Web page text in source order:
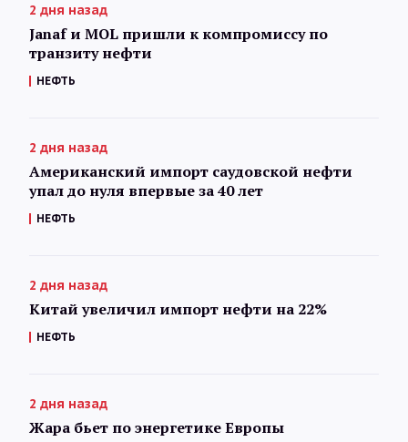
2 дня назад
Janaf и MOL пришли к компромиссу по
транзиту нефти
НЕФТЬ
2 дня назад
Американский импорт саудовской нефти
упал до нуля впервые за 40 лет
НЕФТЬ
2 дня назад
Китай увеличил импорт нефти на 22%
НЕФТЬ
2 дня назад
Жара бьет по энергетике Европы